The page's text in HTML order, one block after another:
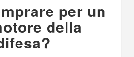
per un
della